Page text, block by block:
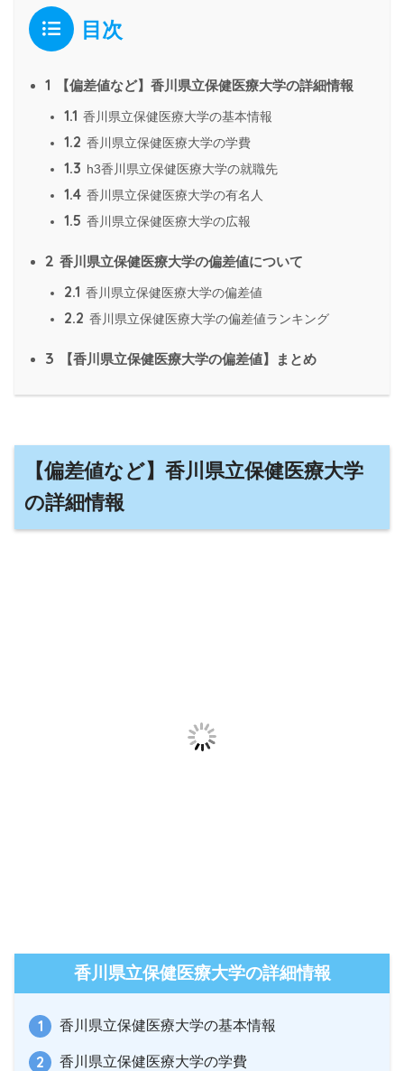
目次
1 【偏差値など】香川県立保健医療大学の詳細情報
1.1 香川県立保健医療大学の基本情報
1.2 香川県立保健医療大学の学費
1.3 h3香川県立保健医療大学の就職先
1.4 香川県立保健医療大学の有名人
1.5 香川県立保健医療大学の広報
2 香川県立保健医療大学の偏差値について
2.1 香川県立保健医療大学の偏差値
2.2 香川県立保健医療大学の偏差値ランキング
3 【香川県立保健医療大学の偏差値】まとめ
【偏差値など】香川県立保健医療大学
の詳細情報
香川県立保健医療大学の詳細情報
香川県立保健医療大学の基本情報
香川県立保健医療大学の学費